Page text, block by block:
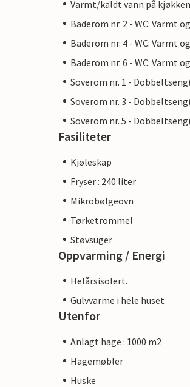
Varmt/kaldt vann på
Baderom nr. 2 - WC: Varmt
Baderom nr. 4 - WC: Varmt
Baderom nr. 6 - WC: Varmt
Soverom nr. 1 -
Soverom nr. 3 -
Soverom nr. 5 -
Fasiliteter
Kjøleskap
Fryser : 240 liter
Mikrobølgeovn
Tørketrommel
Støvsuger
Oppvarming / Energi
Helårsisolert.
Gulvvarme i hele huset
Utenfor
Anlagt hage : 1000 m2
Hagemøbler
Huske